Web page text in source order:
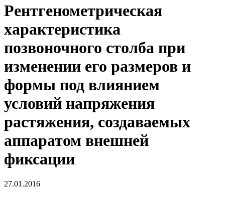
Рентгенометрическая
характеристика
позвоночного столба при
изменении его размеров и
формы под влиянием
условий напряжения
растяжения, создаваемых
аппаратом внешней
фиксации
27.01.2016